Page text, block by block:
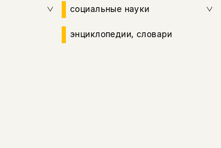
социальные науки
энциклопедии, словари